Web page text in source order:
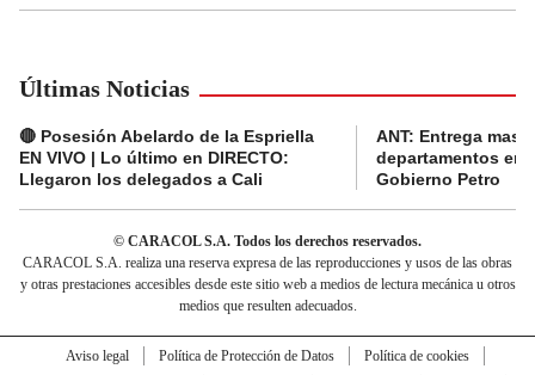
Últimas Noticias
🔴 Posesión Abelardo de la Espriella
EN VIVO | Lo último en DIRECTO:
Llegaron los delegados a Cali
ANT: Entrega
departamentos en
Gobierno Petro
© CARACOL S.A. Todos los derechos reservados.
CARACOL S.A. realiza una reserva expresa de las reproducciones y usos de las obras
y otras prestaciones accesibles desde este sitio web a medios de lectura mecánica u otros
medios que resulten adecuados.
Aviso legal Política de Protección de Datos
Política de cookies